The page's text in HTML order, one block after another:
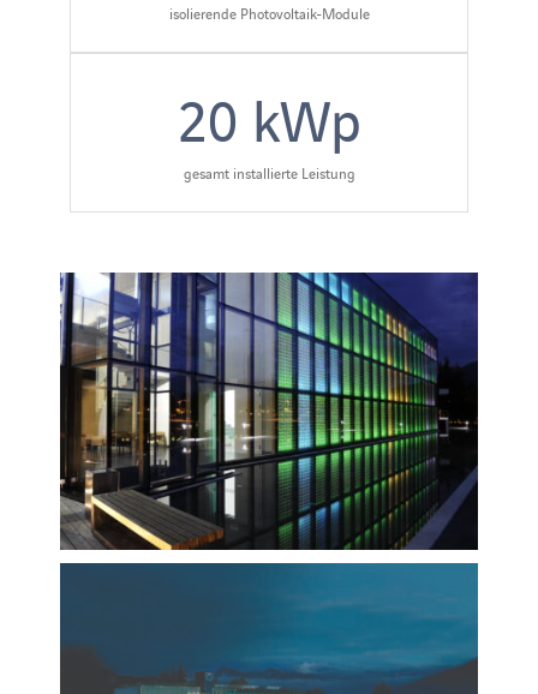
isolierende Photovoltaik-Module
20 kWp
gesamt installierte Leistung